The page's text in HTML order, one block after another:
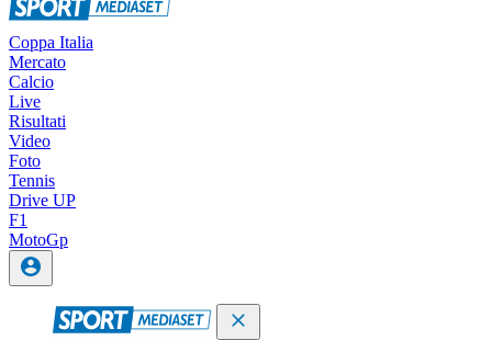
Coppa Italia
Mercato
Calcio
Live
Risultati
Video
Foto
Tennis
Drive UP
F1
MotoGp